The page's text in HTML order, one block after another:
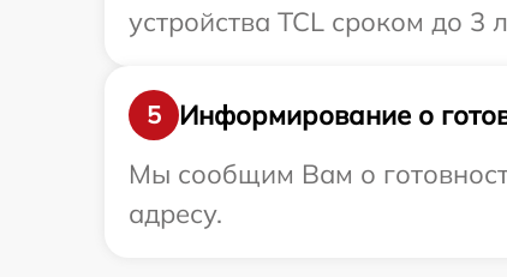
устройства TCL сроком до 3
5
Информирование о
Мы сообщим Вам о
адресу.